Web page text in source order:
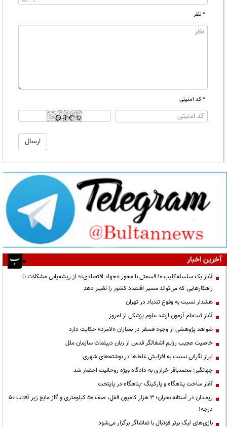
* نظر
* کد امنیتی
آخرین اخبار
آغاز یک سلسله‌کلیپ ۱۰ قسمتی با محور «جهاد اقتصادی»؛ از ریشه‌یابی مشکلات تا
راهکارهایی که می‌تواند مسیر اقتصاد کشور را تغییر دهد
هشدار نسبت به وقوع تندباد در تهران
آغاز ثبت‌نام آزمون ارشد علوم پزشکی از امروز
شواهد پژوهشی از وجود فسفر در بمباران «لامرد» حکایت دارد
خاصیت عجیب رژیم اشغالگر قدس از زبان دیپلمات سازمان ملل
ابراز نگرانی نسبت به افزایش غلط‌ها در نوشته‌های شهری
جهانگیر: محمدباقر خرازی به دادگاه ویژه روحانیت احضار شد
آغاز ساخت پناهگاه و پارکینگ -پناهگاه در پایتخت
ریمـدان در آستانه بحران؛ ۳ هزار کامیون قفل، صف ۵۰ کیلومتری و گاز مایع زیر آفتاب ۵۰
درجه!
بازی‌های لیگ برتر فوتبال با تماشاگر برگزار می‌شود